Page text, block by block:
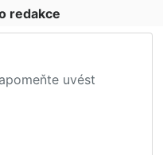
redakce